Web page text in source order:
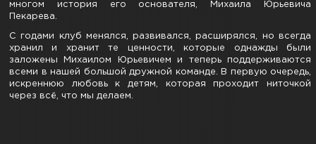
многом история его основателя, Михаила Юрьевича
Пекарева.
С годами клуб менялся, развивался, расширялся, но всегда
хранил и хранит те ценности, которые однажды были
заложены Михаилом Юрьевичем и теперь поддерживаются
всеми в нашей большой дружной команде. В первую очередь,
искреннюю любовь к детям, которая проходит ниточкой
через всё, что мы делаем.